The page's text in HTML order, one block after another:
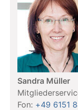
Sandra Müller
Fon: +49 6151